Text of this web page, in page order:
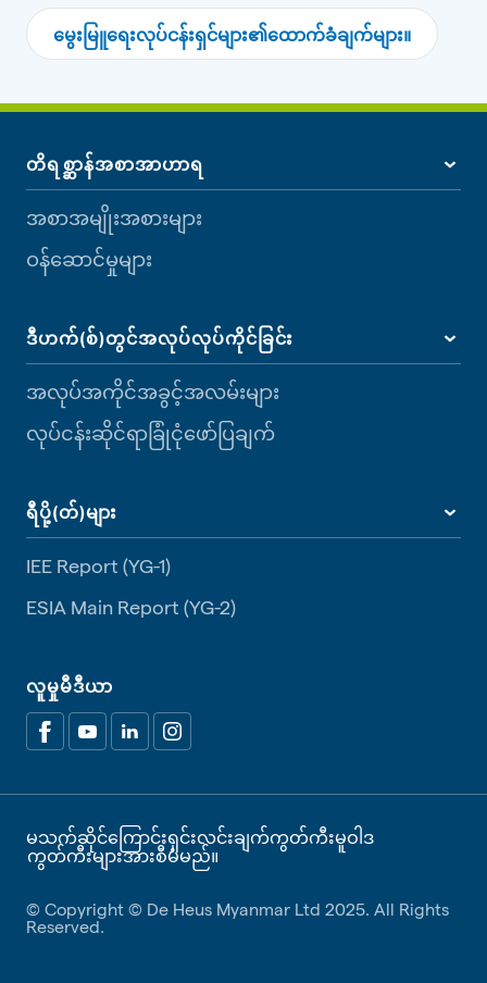
မွေးမြူရေးလုပ်ငန်းရှင်များ၏ထောက်ခံချက်များ။
တိရစ္ဆာန်အစာအာဟာရ
အစာအမျိုးအစားများ
ဝန်ဆောင်မှုများ
ဒီဟက်(စ်)တွင်အလုပ်လုပ်ကိုင်ခြင်း
အလုပ်အကိုင်အခွင့်အလမ်းများ
လုပ်ငန်းဆိုင်ရာခြုံငုံဖော်ပြချက်
ရီပို့(တ်)များ
IEE Report (YG-1)
ESIA Main Report (YG-2)
လူမှုမီဒီယာ
မသက်ဆိုင်ကြောင်းရှင်းလင်းချက်ကွတ်ကီးမူဝါဒ
ကွတ်ကီးများအားစီမံမည်။
© Copyright © De Heus Myanmar Ltd 2025. All Rights
Reserved.